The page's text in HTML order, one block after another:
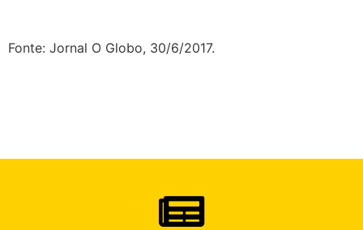
Fonte: Jornal O Globo, 30/6/2017.